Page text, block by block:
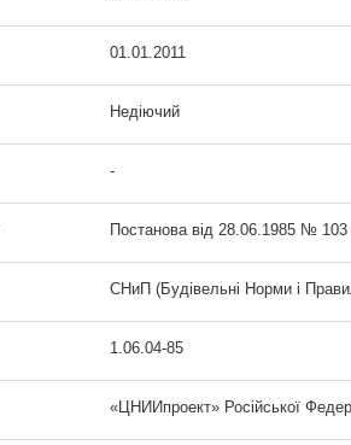
01.01.2011
Недіючий
-
Постанова від 28.06.1985 № 103
СНиП (Будівельні Норми і
1.06.04-85
«ЦНИИпроект» Російської